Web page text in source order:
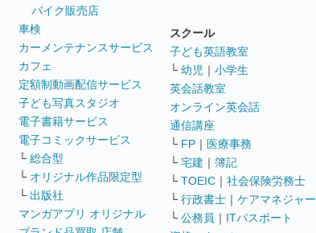
バイク販売店
車検
カーメンテナンスサービス
カフェ
定額制動画配信サービス
子ども写真スタジオ
電子書籍サービス
電子コミックサービス
└ 総合型
└ オリジナル作品限定型
└ 出版社
マンガアプリ オリジナル
スクール
子ども英語教室
└ 幼児 ｜ 小学生
英会話教室
オンライン英会話
通信講座
└ FP ｜ 医療事務
└ 宅建 ｜ 簿記
└ TOEIC ｜ 社会保険労務士
└ 行政書士 ｜ ケアマネジャー
└ 公務員 ｜ ITパスポート